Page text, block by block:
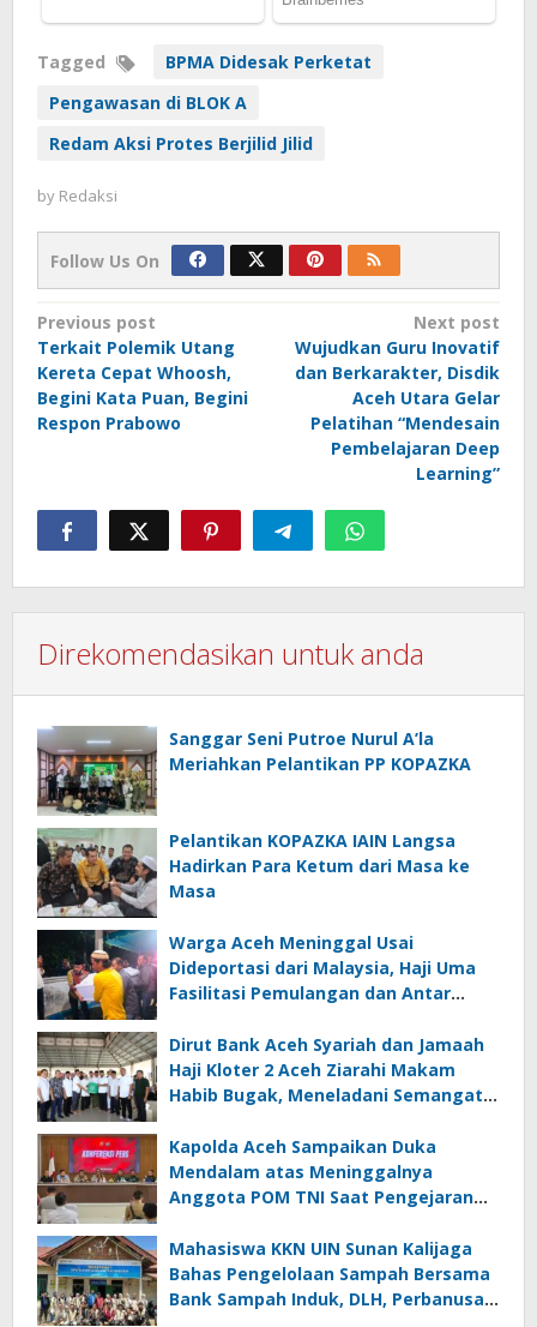
Tagged
BPMA Didesak Perketat
Pengawasan di BLOK A
Redam Aksi Protes Berjilid Jilid
by Redaksi
Follow Us On
Post
navigation
Previous post
Terkait Polemik Utang
Kereta Cepat Whoosh,
Begini Kata Puan, Begini
Respon Prabowo
Next post
Wujudkan Guru Inovatif
dan Berkarakter, Disdik
Aceh Utara Gelar
Pelatihan “Mendesain
Pembelajaran Deep
Learning”
Direkomendasikan untuk anda
Sanggar Seni Putroe Nurul A’la
Meriahkan Pelantikan PP KOPAZKA
Pelantikan KOPAZKA IAIN Langsa
Hadirkan Para Ketum dari Masa ke
Masa
Warga Aceh Meninggal Usai
Dideportasi dari Malaysia, Haji Uma
Fasilitasi Pemulangan dan Antar
Dirut Bank Aceh Syariah dan Jamaah
Haji Kloter 2 Aceh Ziarahi Makam
Habib Bugak, Meneladani Semangat
Zaman
Kapolda Aceh Sampaikan Duka
Mendalam atas Meninggalnya
Anggota POM TNI Saat Pengejaran
Bireuen
Mahasiswa KKN UIN Sunan Kalijaga
Bahas Pengelolaan Sampah Bersama
Bank Sampah Induk, DLH, Perbanusa